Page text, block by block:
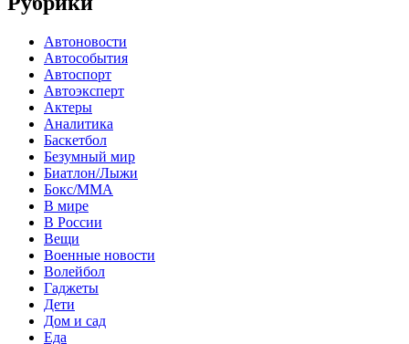
Автоновости
Автособытия
Автоспорт
Автоэксперт
Актеры
Аналитика
Баскетбол
Безумный мир
Биатлон/Лыжи
Бокс/MMA
В мире
В России
Вещи
Военные новости
Волейбол
Гаджеты
Дети
Дом и сад
Еда